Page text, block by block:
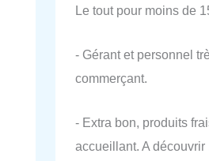
Le tout pour moins de
- Gérant et personnel
commerçant.
- Extra bon, produits
accueillant. A découvrir